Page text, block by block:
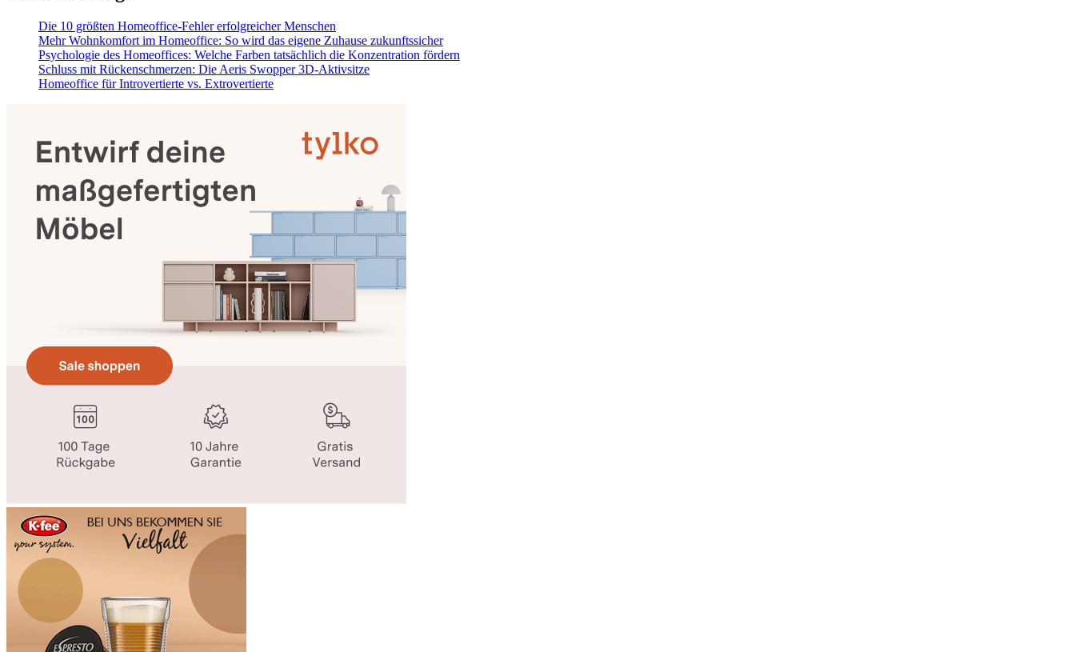
Die 10 größten Homeoffice-Fehler erfolgreicher Menschen
Mehr Wohnkomfort im Homeoffice: So wird das eigene Zuhause zukunftssicher
Psychologie des Homeoffices: Welche Farben tatsächlich die Konzentration fördern
Schluss mit Rückenschmerzen: Die Aeris Swopper 3D-Aktivsitze
Homeoffice für Introvertierte vs. Extrovertierte